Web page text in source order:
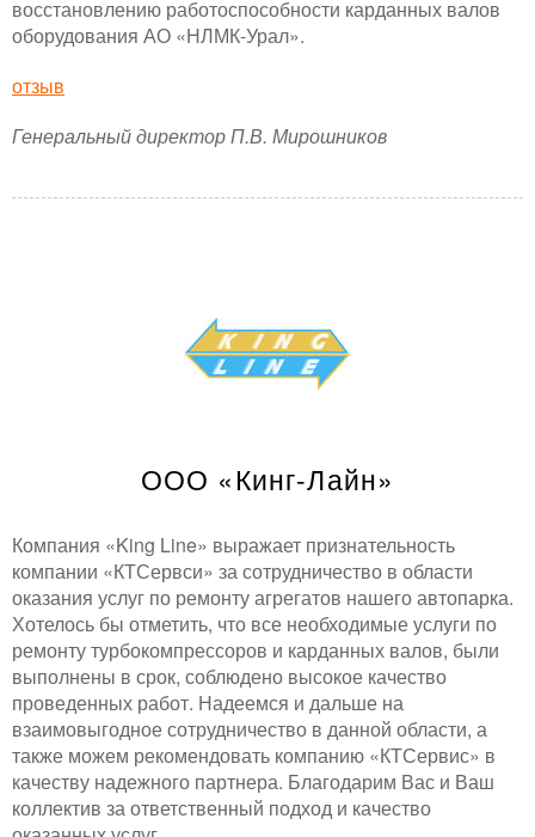
восстановлению работоспособности карданных валов
оборудования АО «НЛМК-Урал».
отзыв
Генеральный директор П.В. Мирошников
ООО «Кинг-Лайн»
Компания «King Line» выражает признательность
компании «КТСервси» за сотрудничество в области
оказания услуг по ремонту агрегатов нашего автопарка.
Хотелось бы отметить, что все необходимые услуги по
ремонту турбокомпрессоров и карданных валов, были
выполнены в срок, соблюдено высокое качество
проведенных работ. Надеемся и дальше на
взаимовыгодное сотрудничество в данной области, а
также можем рекомендовать компанию «КТСервис» в
качеству надежного партнера. Благодарим Вас и Ваш
коллектив за ответственный подход и качество